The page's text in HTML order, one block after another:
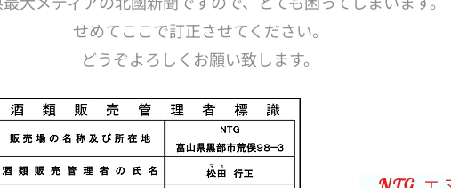
せめてここで訂正させてください。
どうぞよろしくお願い致します。